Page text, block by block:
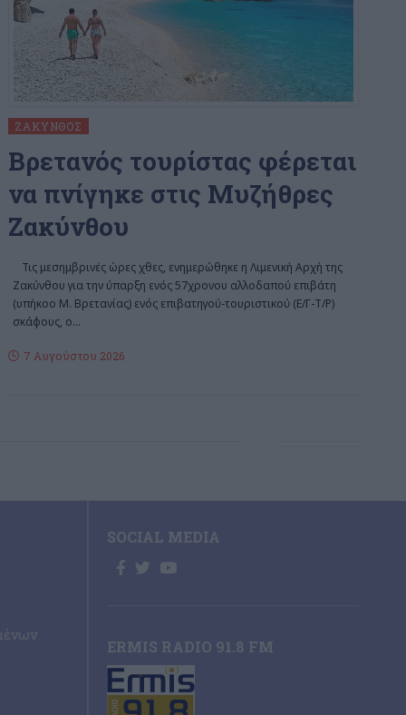
ΖΆΚΥΝΘΟΣ
Bρετανός τουρίστας φέρεται
να πνίγηκε στις Μυζήθρες
Ζακύνθου
Τις μεσημβρινές ώρες χθες, ενημερώθηκε η Λιμενική Αρχή της
Ζακύνθου για την ύπαρξη ενός 57χρονου αλλοδαπού επιβάτη
(υπήκοο Μ. Βρετανίας) ενός επιβατηγού-τουριστικού (Ε/Γ-Τ/Ρ)
σκάφους, ο…
7 Αυγούστου 2026
SOCIAL MEDIA
ERMIS RADIO 91.8 FM